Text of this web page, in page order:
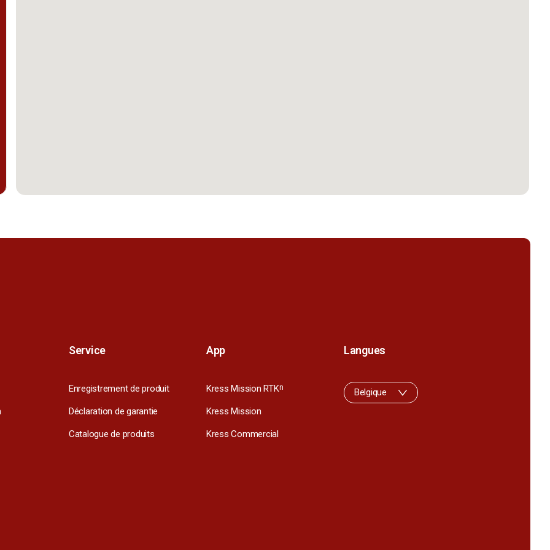
Service
Enregistrement de produit
Déclaration de garantie
Catalogue de produits
App
Kress Mission RTKn
Kress Mission
Kress Commercial
Langues
Belgique